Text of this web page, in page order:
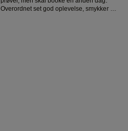
Overordnet set god oplevelse, smykker af